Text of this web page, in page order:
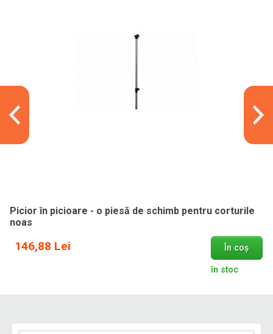
Picior în picioare - o piesă de schimb pentru corturile
noas
146,88 Lei În coș
în stoc